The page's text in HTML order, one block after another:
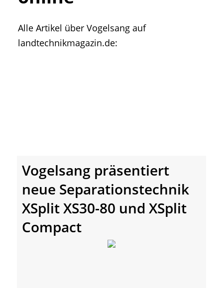
• Messen und Veranstaltungen
• Mitteilung der Redaktion
Alle Artikel über Vogelsang auf
landtechnikmagazin.de:
Vogelsang präsentiert
neue Separationstechnik
XSplit XS30-80 und XSplit
Compact